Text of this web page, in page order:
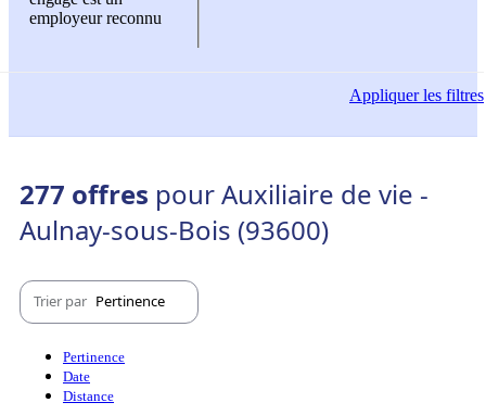
employeur reconnu
Appliquerles filtres
277 offres pour Auxiliaire de vie -
Aulnay-sous-Bois (93600)
Trier par Pertinence
Pertinence
Date
Distance